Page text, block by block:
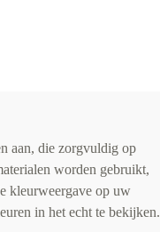
aan, die zorgvuldig op
worden gebruikt,
kleurweergave op uw
in het echt te bekijken.